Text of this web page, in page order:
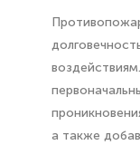
а также